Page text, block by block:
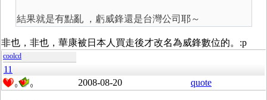
結果就是有點亂 ，虧威鋒還是台灣公司耶～
非也，非也，華康被日本人買走後才改名為威鋒數位的。:p
coolcd
11
0 0 2008-08-20 quote